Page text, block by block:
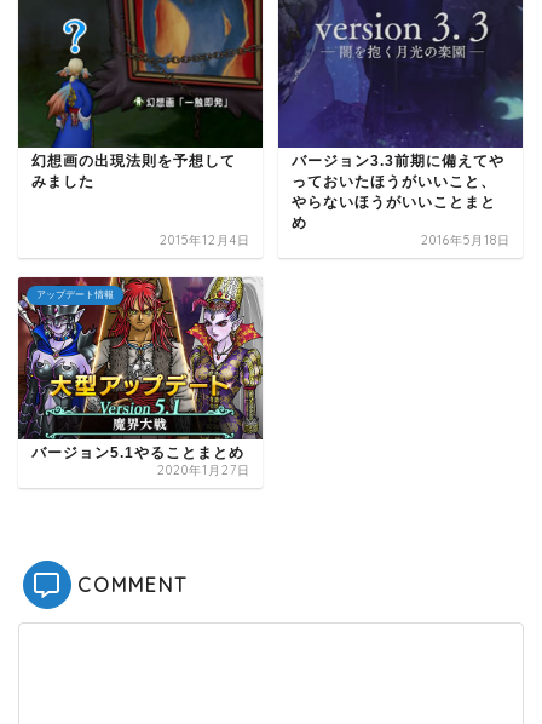
幻想画の出現法則を予想して
みました
2015年12月4日
バージョン3.3前期に備えてや
っておいたほうがいいこと、
やらないほうがいいことまと
め
2016年5月18日
アップデート情報
バージョン5.1やることまとめ
2020年1月27日
COMMENT